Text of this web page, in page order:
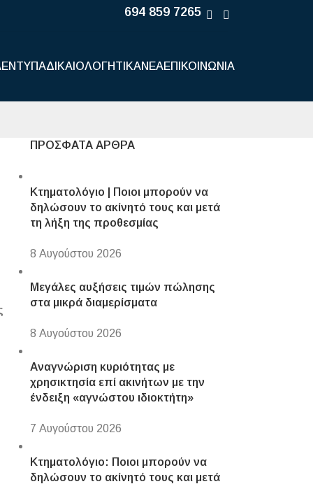
694 859 7265
ΈΝΤΥΠΑΔΙΚΑΙΟΛΟΓΗΤΙΚΆΝΈΑΕΠΙΚΟΙΝΩΝΊΑ
ΠΡΌΣΦΑΤΑ ΆΡΘΡΑ
Κτηματολόγιο | Ποιοι μπορούν να
δηλώσουν το ακίνητό τους και μετά
τη λήξη της προθεσμίας
8 Αυγούστου 2026
Μεγάλες αυξήσεις τιμών πώλησης
στα μικρά διαμερίσματα
8 Αυγούστου 2026
Αναγνώριση κυριότητας με
χρησικτησία επί ακινήτων με την
ένδειξη «αγνώστου ιδιοκτήτη»
7 Αυγούστου 2026
Κτηματολόγιο: Ποιοι μπορούν να
δηλώσουν το ακίνητό τους και μετά